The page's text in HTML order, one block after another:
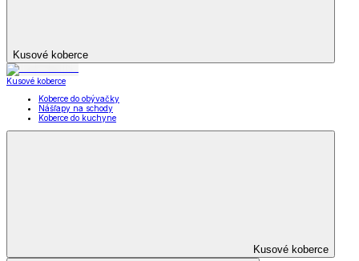
Kusové koberce
Kusové koberce
Koberce do obývačky
Nášľapy na schody
Koberce do kuchyne
Kusové koberce